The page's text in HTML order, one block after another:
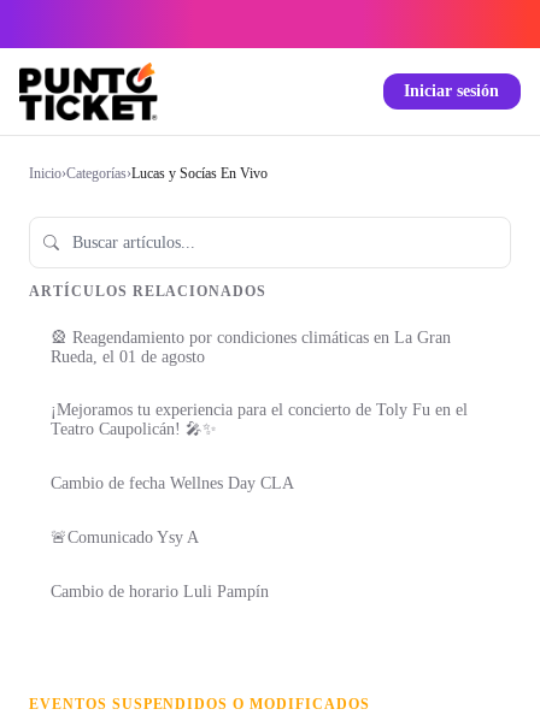
Iniciar sesión
Inicio›Categorías›Lucas y Socías En Vivo
ARTÍCULOS RELACIONADOS
🎡 Reagendamiento por condiciones climáticas en La Gran
Rueda, el 01 de agosto
¡Mejoramos tu experiencia para el concierto de Toly Fu en el
Teatro Caupolicán! 🎤✨
Cambio de fecha Wellnes Day CLA
🚨Comunicado Ysy A
Cambio de horario Luli Pampín
EVENTOS SUSPENDIDOS O MODIFICADOS